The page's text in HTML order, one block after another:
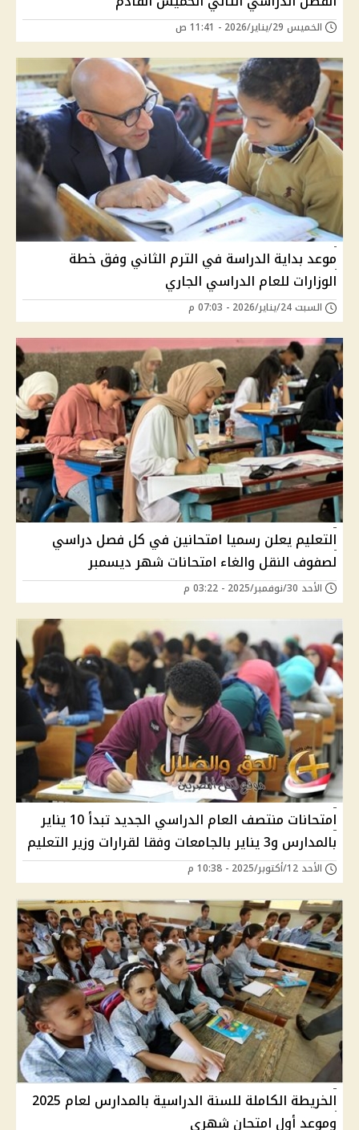
الخميس 29/يناير/2026 - 11:41 ص
موعد بداية الدراسة في الترم الثاني وفق خطة
الوزارات للعام الدراسي الجاري
السبت 24/يناير/2026 - 07:03 م
التعليم يعلن رسميا امتحانين في كل فصل دراسي
لصفوف النقل والغاء امتحانات شهر ديسمبر
الأحد 30/نوفمبر/2025 - 03:22 م
امتحانات منتصف العام الدراسي الجديد تبدأ 10 يناير
بالمدارس و3 يناير بالجامعات وفقا لقرارات وزير التعليم
الأحد 12/أكتوبر/2025 - 10:38 م
الخريطة الكاملة للسنة الدراسية بالمدارس لعام 2025
وموعد أول امتحان شهري